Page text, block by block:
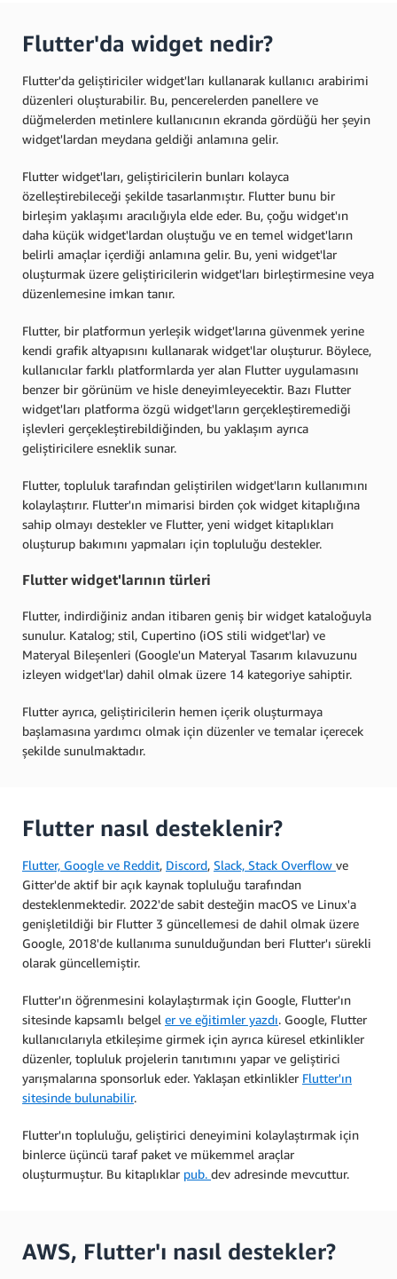
Flutter'da widget nedir?
Flutter'da geliştiriciler widget'ları kullanarak kullanıcı arabirimi
düzenleri oluşturabilir. Bu, pencerelerden panellere ve
düğmelerden metinlere kullanıcının ekranda gördüğü her şeyin
widget'lardan meydana geldiği anlamına gelir.
Flutter widget'ları, geliştiricilerin bunları kolayca
özelleştirebileceği şekilde tasarlanmıştır. Flutter bunu bir
birleşim yaklaşımı aracılığıyla elde eder. Bu, çoğu widget'ın
daha küçük widget'lardan oluştuğu ve en temel widget'ların
belirli amaçlar içerdiği anlamına gelir. Bu, yeni widget'lar
oluşturmak üzere geliştiricilerin widget'ları birleştirmesine veya
düzenlemesine imkan tanır.
Flutter, bir platformun yerleşik widget'larına güvenmek yerine
kendi grafik altyapısını kullanarak widget'lar oluşturur. Böylece,
kullanıcılar farklı platformlarda yer alan Flutter uygulamasını
benzer bir görünüm ve hisle deneyimleyecektir. Bazı Flutter
widget'ları platforma özgü widget'ların gerçekleştiremediği
işlevleri gerçekleştirebildiğinden, bu yaklaşım ayrıca
geliştiricilere esneklik sunar.
Flutter, topluluk tarafından geliştirilen widget'ların kullanımını
kolaylaştırır. Flutter'ın mimarisi birden çok widget kitaplığına
sahip olmayı destekler ve Flutter, yeni widget kitaplıkları
oluşturup bakımını yapmaları için topluluğu destekler.
Flutter widget'larının türleri
Flutter, indirdiğiniz andan itibaren geniş bir widget kataloğuyla
sunulur. Katalog; stil, Cupertino (iOS stili widget'lar) ve
Materyal Bileşenleri (Google'un Materyal Tasarım kılavuzunu
izleyen widget'lar) dahil olmak üzere 14 kategoriye sahiptir.
Flutter ayrıca, geliştiricilerin hemen içerik oluşturmaya
başlamasına yardımcı olmak için düzenler ve temalar içerecek
şekilde sunulmaktadır.
Flutter nasıl desteklenir?
Flutter, Google ve Reddit, Discord, Slack, Stack Overflow ve
Gitter'de aktif bir açık kaynak topluluğu tarafından
desteklenmektedir. 2022'de sabit desteğin macOS ve Linux'a
genişletildiği bir Flutter 3 güncellemesi de dahil olmak üzere
Google, 2018'de kullanıma sunulduğundan beri Flutter'ı sürekli
olarak güncellemiştir.
Flutter'ın öğrenmesini kolaylaştırmak için Google, Flutter'ın
sitesinde kapsamlı belgel er ve eğitimler yazdı. Google, Flutter
kullanıcılarıyla etkileşime girmek için ayrıca küresel etkinlikler
düzenler, topluluk projelerin tanıtımını yapar ve geliştirici
yarışmalarına sponsorluk eder. Yaklaşan etkinlikler Flutter'ın
sitesinde bulunabilir.
Flutter'ın topluluğu, geliştirici deneyimini kolaylaştırmak için
binlerce üçüncü taraf paket ve mükemmel araçlar
oluşturmuştur. Bu kitaplıklar pub. dev adresinde mevcuttur.
AWS, Flutter'ı nasıl destekler?